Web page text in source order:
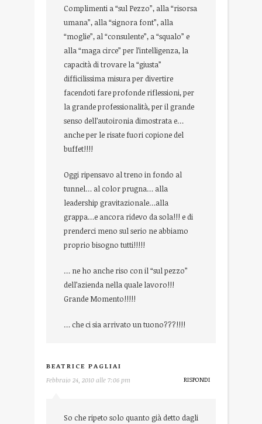
Complimenti a “sul Pezzo”, alla “risorsa
umana”, alla “signora font”, alla
“moglie”, al “consulente”, a “squalo” e
alla “maga circe” per l’intelligenza, la
capacità di trovare la “giusta”
difficilissima misura per divertire
facendoti fare profonde riflessioni, per
la grande professionalità, per il grande
senso dell’autoironia dimostrata e…
anche per le risate fuori copione del
buffet!!!!
Oggi ripensavo al treno in fondo al
tunnel… al color prugna… alla
leadership gravitazionale…alla
grappa…e ancora ridevo da sola!!! e di
prenderci meno sul serio ne abbiamo
proprio bisogno tutti!!!!!
… ne ho anche riso con il “sul pezzo”
dell’azienda nella quale lavoro!!!
Grande Momento!!!!!
… che ci sia arrivato un tuono???!!!!
BEATRICE PAGLIAI
Febbraio 24, 2010 alle 7:06 pm
So che ripeto solo quanto già detto dagli
RISPONDI